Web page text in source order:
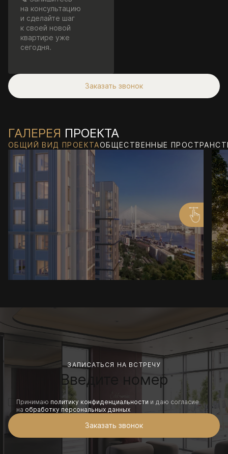
на консультацию
и сделайте шаг
к своей новой
квартире уже
сегодня.
Заказать звонок
ГАЛЕРЕЯ ПРОЕКТА
ОБЩИЙ ВИД ПРОЕКТАОБЩЕСТВЕННЫЕ
ЗАПИСАТЬСЯ НА ВСТРЕЧУ
Заказать звонок
Принимаю политику конфиденциальности и даю согласие
на обработку персональных данных